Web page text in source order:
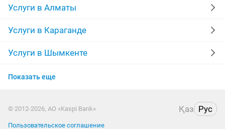
дрова алмазное сверление
фасадные работы
пластиковые откосы
установка видеонаблюдения
Услуги в Алматы
Услуги в Караганде
Услуги в Шымкенте
Услуги в Усть-Каменогорске
Услуги в Актау
Показать еще
© 2012-2026, АО «Kaspi Bank» Қаз Рус
Пользовательское соглашение